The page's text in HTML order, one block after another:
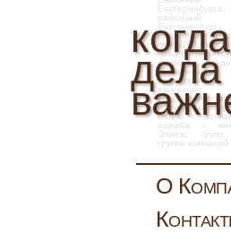
когда
дела
слов
страховка,
при ДТП, иск
прав
споры,
увольнение,
взыскание
натуре,
споры с
ущерба с
Эллекс
групп
группа компаний
О